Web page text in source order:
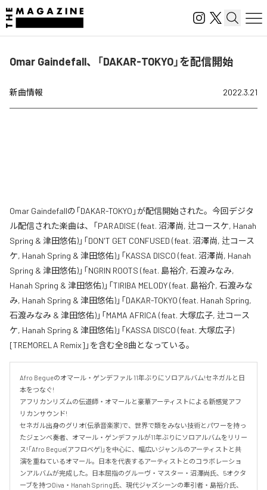
Omar Gaindefall、「DAKAR-TOKYO」を配信開始
新曲情報 2022.3.21
Omar Gaindefallの「DAKAR-TOKYO」が配信開始された。今回デジタ
ル配信された楽曲は、「PARADISE (feat. 沼澤尚, 辻コースケ, Hanah
Spring & 津田悠佑)」「DON'T GET CONFUSED (feat. 沼澤尚, 辻コース
ケ, Hanah Spring & 津田悠佑)」「KASSA DISCO (feat. 沼澤尚, Hanah
Spring & 津田悠佑)」「NGRIN ROOTS (feat. 島裕介, 石渡みなみ,
Hanah Spring & 津田悠佑)」「TIRIBA MELODY (feat. 島裕介, 石渡みな
み, Hanah Spring & 津田悠佑)」「DAKAR-TOKYO (feat. Hanah Spring,
石渡みなみ & 津田悠佑)」「MAMA AFRICA (feat. 大塚広子, 辻コース
ケ, Hanah Spring & 津田悠佑)」「KASSA DISCO (feat. 大塚広子)
[TREMORELA Remix]」を含む全8曲となっている。
Afro Begueのオマール・ゲンデファル 11年ぶりにソロアルバム!セネガルと日
本をつなぐ!
アフリカンリズムの伝道師・オマールと豪華アーティストによる新感覚アフ
リカンサウンド!
セネガル出身のグリオ(伝承音楽家)で、世界で類をみない技術とパワーを持っ
たジェンベ奏者、オマール・ゲンデファルが11年ぶりにソロアルバムをリリー
ス!「Afro Begue(アフロベゲ)」を中心に、幅広いジャンルのアーティストと共
演を重ねているオマール。日本を代表するアーティストとのコラボレーショ
ンアルバムが完成した。日本屈指のグルーヴ・マスター・沼澤尚氏、5オクタ
ーブを持つDiva・Hanah Spring氏、現代ジャズシーンの牽引者・島裕介氏、